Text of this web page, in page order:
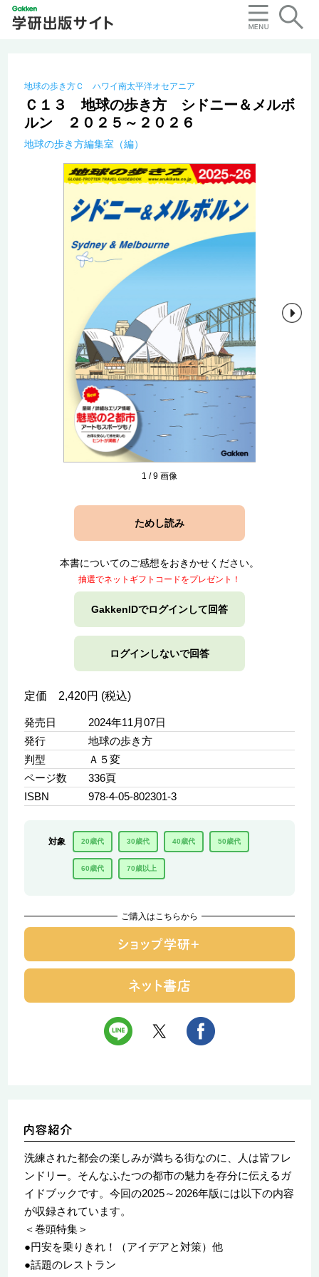
地球の歩き方Ｃ ハワイ南太平洋オセアニア
Ｃ１３ 地球の歩き方 シドニー＆メルボ
ルン ２０２５～２０２６
地球の歩き方編集室（編）
1 /9画像
ためし読み
本書についてのご感想をおきかせください。
抽選でネットギフトコードをプレゼント！
GakkenIDでログインして回答
ログインしないで回答
定価 2,420円 (税込)
発売日
2024年11月07日
発行
地球の歩き方
判型
Ａ５変
ページ数
336頁
ISBN
978-4-05-802301-3
対象 20歳代 30歳代 40歳代 50歳代
60歳代 70歳以上
ご購入はこちらから
洗練された都会の楽しみが満ちる街なのに、人は皆フレ
ンドリー。そんなふたつの都市の魅力を存分に伝えるガ
イドブックです。今回の2025～2026年版には以下の内容
が収録されています。
＜巻頭特集＞
●円安を乗りきれ！（アイデアと対策）他
●話題のレストラン